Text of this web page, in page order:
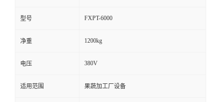
型号 FXPT-6000
净重 1200kg
电压 380V
适用范围 果蔬加工厂设备